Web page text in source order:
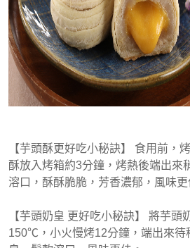
【芋頭酥更好吃小秘訣】 食用前，
酥放入烤箱約3分鐘，烤熱後端出來
溶口，酥酥脆脆，芳香濃郁，風味更
【芋頭奶皇 更好吃小秘訣】 將芋頭
150℃，小火慢烤12分鐘，端出來待